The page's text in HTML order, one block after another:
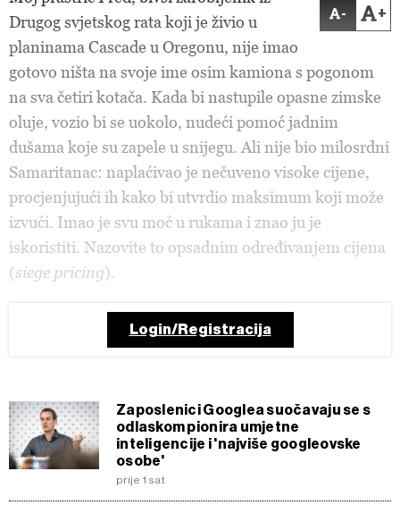
- +
Drugog svjetskog rata koji je živio u
planinama Cascade u Oregonu, nije imao
gotovo ništa na svoje ime osim kamiona s pogonom
na sva četiri kotača. Kada bi nastupile opasne zimske
oluje, vozio bi se uokolo, nudeći pomoć jadnim
dušama koje su zapele u snijegu. Ali nije bio milosrdni
Samaritanac: naplaćivao je nečuveno visoke cijene,
procjenjujući ih kako bi utvrdio maksimum koji može
izvući. Imao je svu moć u rukama i znao ju je
iskoristiti. Nazovite to opsadnim određivanjem cijena
(siege pricing).
Login/Registracija
Zaposlenici Googlea suočavaju se s
odlaskom pionira umjetne
inteligencije i 'najviše googleovske
osobe'
prije 1 sat